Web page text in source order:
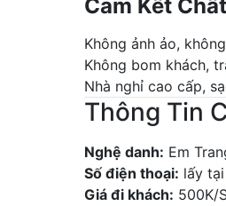
Cam Kết
Không ảnh ảo,
Không bom khách,
Nhà nghỉ cao cấp,
Thông Tin
Nghệ danh: Em
Số điện thoại: lấy
Giá đi khách: 500K/